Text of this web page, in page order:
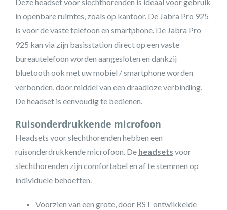
in openbare ruimtes, zoals op kantoor. De Jabra Pro 925
is voor de vaste telefoon en smartphone. De Jabra Pro
925 kan via zijn basisstation direct op een vaste
bureautelefoon worden aangesloten en dankzij
bluetooth ook met uw mobiel / smartphone worden
verbonden, door middel van een draadloze verbinding.
De headset is eenvoudig te bedienen.
Ruisonderdrukkende microfoon
Headsets voor slechthorenden hebben een
ruisonderdrukkende microfoon. De headsets voor
slechthorenden zijn comfortabel en af te stemmen op
individuele behoeften.
Voorzien van een grote, door BST ontwikkelde